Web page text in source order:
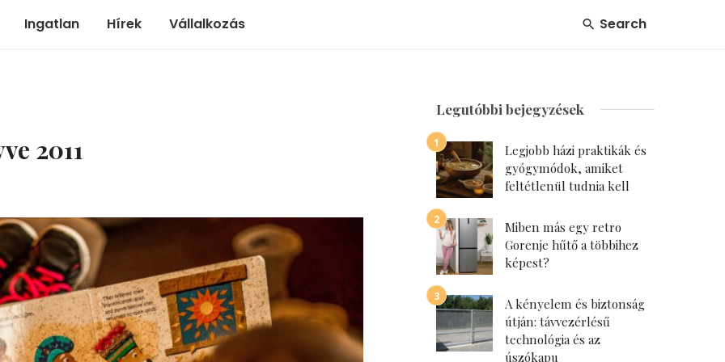
Ingatlan Hírek Vállalkozás Search
2011
Legutóbbi bejegyzések
Legjobb házi praktikák és
gyógymódok, amiket
feltétlenül tudnia kell
Miben más egy retro
Gorenje hűtő a többihez
képest?
A kényelem és biztonság
útján: távvezérlésű
technológia és az
úszókapu